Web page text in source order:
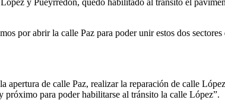
por abrir la calle Paz para poder unir estos dos
de calle Paz, realizar la reparación de calle
próximo para poder habilitarse al tránsito la calle López”.